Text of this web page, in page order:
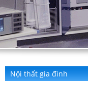
Nội thất gia đình